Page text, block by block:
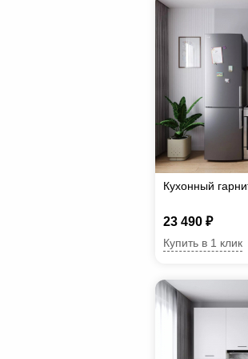
Кухонный
23 490 ₽
Купить в 1 клик